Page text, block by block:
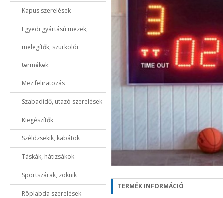
Kapus szerelések
Egyedi gyártású mezek,
melegítők, szurkolói
termékek
Mez feliratozás
Szabadidő, utazó szerelések
Kiegészítők
Széldzsekik, kabátok
Táskák, hátizsákok
Sportszárak, zoknik
Röplabda szerelések
TERMÉK INFORMÁCIÓ